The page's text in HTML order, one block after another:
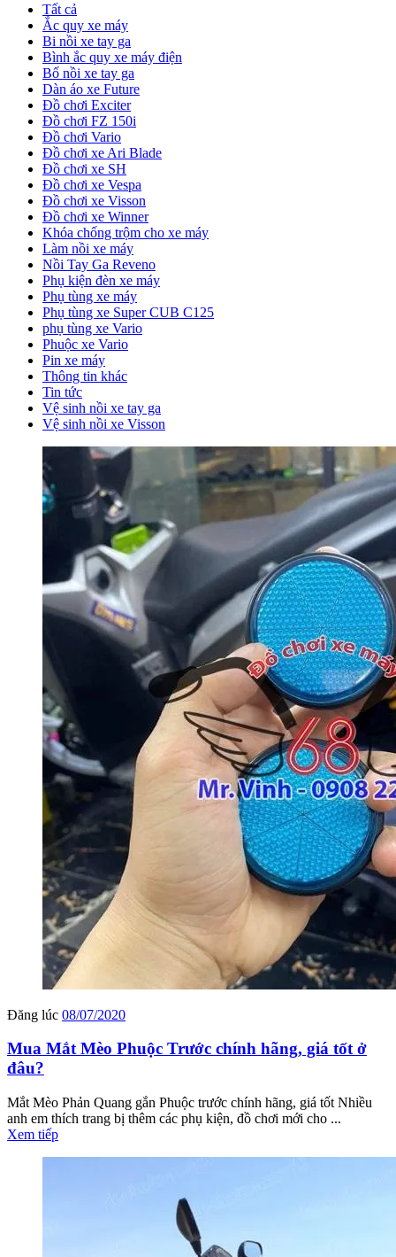
Tất cả
Ắc quy xe máy
Bi nồi xe tay ga
Bình ắc quy xe máy điện
Bố nồi xe tay ga
Dàn áo xe Future
Đồ chơi Exciter
Đồ chơi FZ 150i
Đồ chơi Vario
Đồ chơi xe Ari Blade
Đồ chơi xe SH
Đồ chơi xe Vespa
Đồ chơi xe Visson
Đồ chơi xe Winner
Khóa chống trộm cho xe máy
Làm nồi xe máy
Nồi Tay Ga Reveno
Phụ kiện đèn xe máy
Phụ tùng xe máy
Phụ tùng xe Super CUB C125
phụ tùng xe Vario
Phuộc xe Vario
Pin xe máy
Thông tin khác
Tin tức
Vệ sinh nồi xe tay ga
Vệ sinh nồi xe Visson
Đăng lúc 08/07/2020
Mua Mắt Mèo Phuộc Trước chính hãng, giá tốt ở
đâu?
Mắt Mèo Phản Quang gắn Phuộc trước chính hãng, giá tốt Nhiều
anh em thích trang bị thêm các phụ kiện, đồ chơi mới cho ...
Xem tiếp